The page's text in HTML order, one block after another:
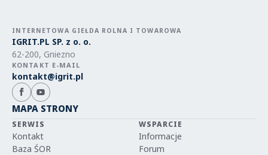
INTERNETOWA GIEŁDA ROLNA I TOWAROWA
IGRIT.PL SP. z o. o.
62-200, Gniezno
KONTAKT E-MAIL
kontakt@igrit.pl
MAPA STRONY
SERWIS
Kontakt
Baza ŚOR
WSPARCIE
Informacje
Forum